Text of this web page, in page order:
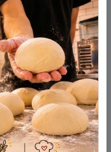
للهندسيين – 13/8/2026
أحدث
فارس حمد
هل
نتخلص منها بعد استعمالها؟
نبيه عويداتعلى
جمعية نحالي الحرمون
عزات
تخريج
جمعية نحالي الحرمون
عقاب ابو شاهينعلى
تسلق قمة مون بلان ويقود
الغربية